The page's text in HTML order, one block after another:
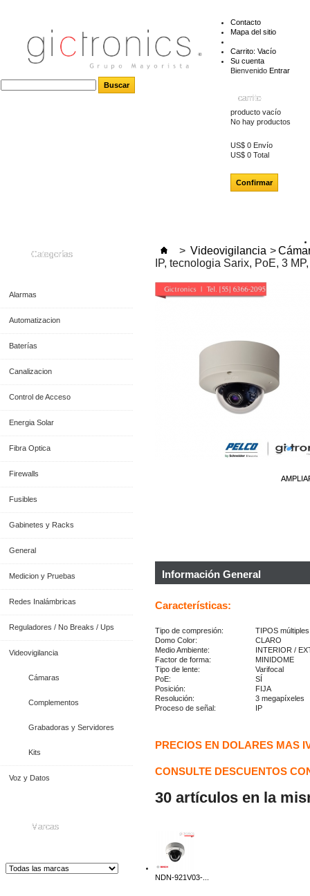
Contacto
Mapa del sitio
Carrito: Vacío
Su cuenta
Bienvenido Entrar
carrito
producto vacío
No hay productos
US$ 0 Envío
US$ 0 Total
Confirmar
Categorías
Alarmas
Automatizacion
Baterías
Canalizacion
Control de Acceso
Energia Solar
Fibra Optica
Firewalls
Fusibles
Gabinetes y Racks
General
Medicion y Pruebas
Redes Inalámbricas
Reguladores / No Breaks / Ups
Videovigilancia
Cámaras
Complementos
Grabadoras y Servidores
Kits
Voz y Datos
Marcas
> Videovigilancia >
IP, tecnologia Sarix, PoE, 3
Información General
Características:
Tipo de compresión:
TIPOS
Domo Color: CLARO
Medio Ambiente:
INTERIOR /
Factor de forma:
MINIDOME
Tipo de lente:
Varifocal
PoE:
SÍ
Posición:
FIJA
Resolución:
3 megapíxeles
Proceso de señal:
IP
PRECIOS EN DOLARES MAS
CONSULTE DESCUENTOS
30 artículos en la
NDN-921V03-...